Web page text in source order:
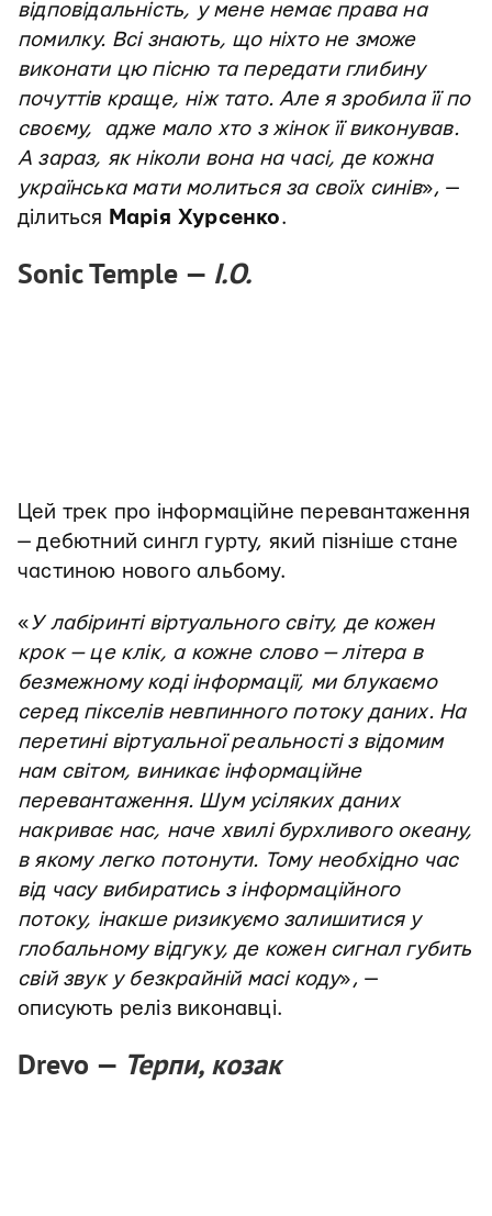
відповідальність, у мене немає права на
помилку. Всі знають, що ніхто не зможе
виконати цю пісню та передати глибину
почуттів краще, ніж тато. Але я зробила її по
своєму, адже мало хто з жінок її виконував.
А зараз, як ніколи вона на часі, де кожна
українська мати молиться за своїх синів», —
ділиться Марія Хурсенко.
Sonic Temple — I.O.
Цей трек про інформаційне перевантаження
— дебютний сингл гурту, який пізніше стане
частиною нового альбому.
«У лабіринті віртуального світу, де кожен
крок — це клік, а кожне слово — літера в
безмежному коді інформації, ми блукаємо
серед пікселів невпинного потоку даних. На
перетині віртуальної реальності з відомим
нам світом, виникає інформаційне
перевантаження. Шум усіляких даних
накриває нас, наче хвилі бурхливого океану,
в якому легко потонути. Тому необхідно час
від часу вибиратись з інформаційного
потоку, інакше ризикуємо залишитися у
глобальному відгуку, де кожен сигнал губить
свій звук у безкрайній масі коду», —
описують реліз виконавці.
Drevo — Терпи, козак